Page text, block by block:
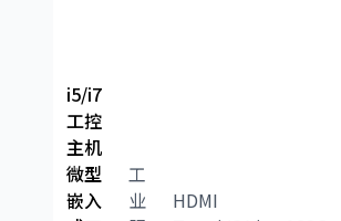
i5/i7
工控
主机
微型
嵌入
工
业
HDMI